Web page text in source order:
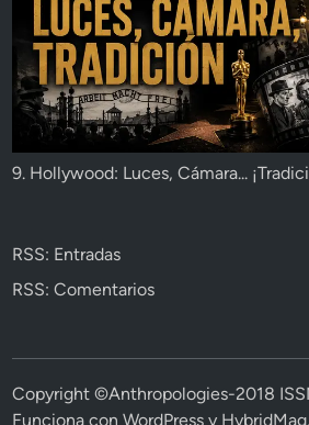
9. Hollywood: Luces, Cámara...
RSS: Entradas
RSS: Comentarios
Copyright ©Anthropologies-2018
Funciona conWordPress y HybridMag.